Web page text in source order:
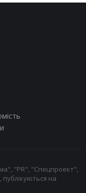
"PR", "Спецпроект",
на